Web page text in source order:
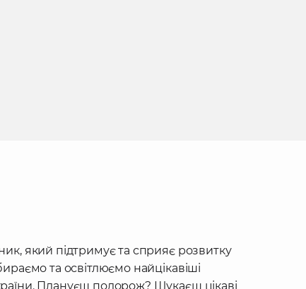
який підтримує та сприяє розвитку
та освітлюємо найцікавіші
Плануєш подорож? Шукаєш цікаві